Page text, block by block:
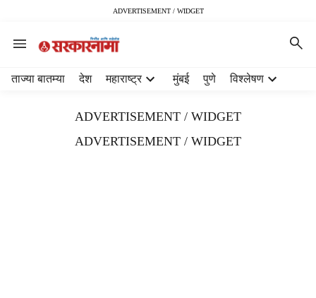
ADVERTISEMENT / WIDGET
ताज्या बातम्या देश महाराष्ट्र मुंबई पुणे विश्लेषण
ADVERTISEMENT / WIDGET
ADVERTISEMENT / WIDGET